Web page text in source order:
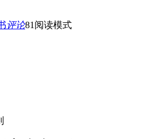
评论81 阅读模式